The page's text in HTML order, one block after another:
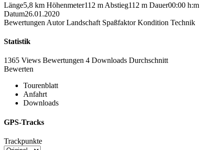
Länge5,8 km Höhenmeter112 m Abstieg112 m Dauer00:00 h:m
Datum26.01.2020
Bewertungen Autor Landschaft Spaßfaktor Kondition Technik
Statistik
1365 Views Bewertungen 4 Downloads Durchschnitt
Bewerten
Tourenblatt
Anfahrt
Downloads
GPS-Tracks
Trackpunkte